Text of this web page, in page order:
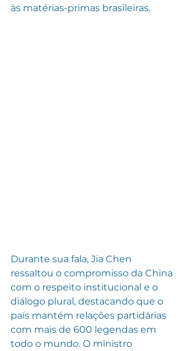
às matérias-primas brasileiras.
Durante sua fala, Jia Chen
ressaltou o compromisso da China
com o respeito institucional e o
diálogo plural, destacando que o
país mantém relações partidárias
com mais de 600 legendas em
todo o mundo. O ministro